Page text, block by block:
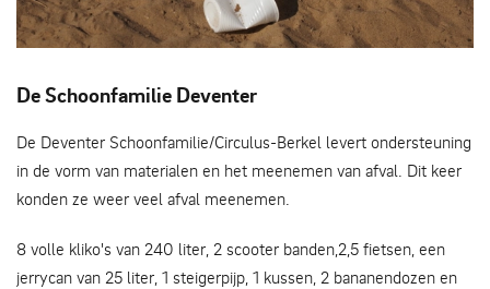
De Schoonfamilie Deventer
De Deventer Schoonfamilie/Circulus-Berkel levert ondersteuning
in de vorm van materialen en het meenemen van afval. Dit keer
konden ze weer veel afval meenemen.
8 volle kliko's van 240 liter, 2 scooter banden,2,5 fietsen, een
jerrycan van 25 liter, 1 steigerpijp, 1 kussen, 2 bananendozen en